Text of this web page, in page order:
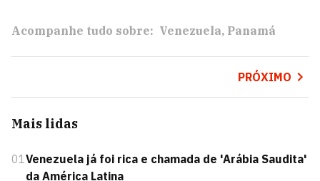
Acompanhe tudo sobre: Venezuela Panamá
PRÓXIMO
Mais lidas
01Venezuela já foi rica e chamada de 'Arábia Saudita'
da América Latina